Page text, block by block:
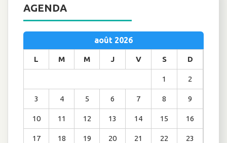
AGENDA
août 2026
L M M J V S D
1 2
3 4 5 6 7 8 9
10 11 12 13 14 15 16
17 18 19 20 21 22 23